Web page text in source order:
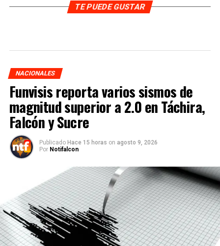
TE PUEDE GUSTAR
NACIONALES
Funvisis reporta varios sismos de
magnitud superior a 2.0 en Táchira,
Falcón y Sucre
Publicado Hace 15 horas on agosto 9, 2026
Por Notifalcon